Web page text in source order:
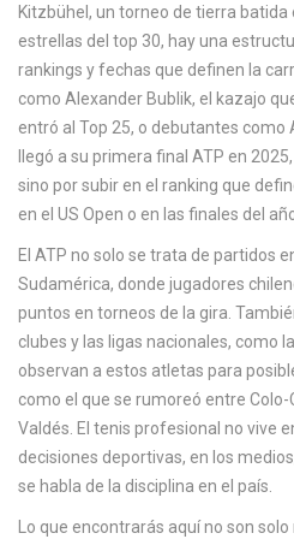
Kitzbühel , un torneo de tierra batida
estrellas del top 30, hay una
rankings y fechas que definen la
como Alexander Bublik, el kazajo
entró al Top 25, o debutantes como
llegó a su primera final ATP en 2025
sino por subir en el ranking que
en el US Open o en las finales del
El ATP no solo se trata de partidos
Sudamérica, donde jugadores
puntos en torneos de la gira.
clubes y las ligas nacionales, como
observan a estos atletas para
como el que se rumoreó entre Colo-
Valdés. El tenis profesional no vive
decisiones deportivas, en los
se habla de la disciplina en el país.
Lo que encontrarás aquí no son